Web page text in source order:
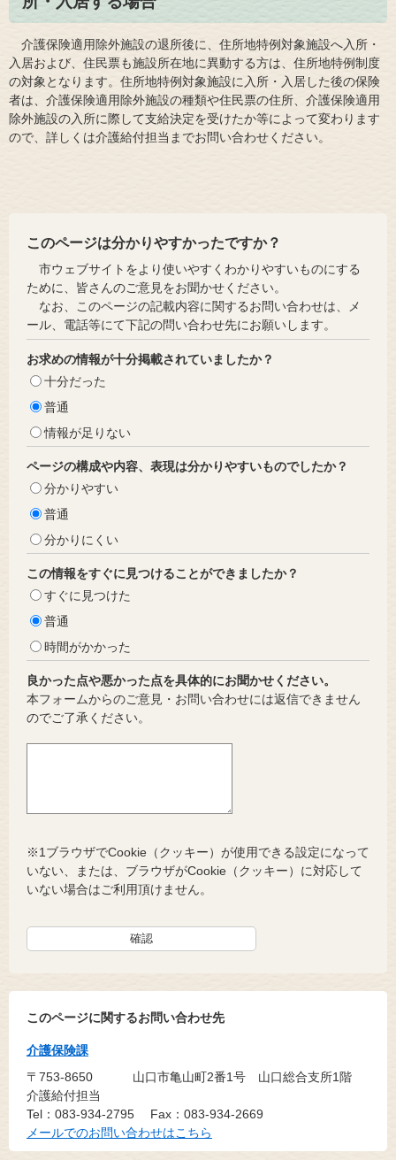
介護保険適用除外施設の退所後に、住所地特例対象施設へ入所・
入居および、住民票も施設所在地に異動する方は、住所地特例制度
の対象となります。住所地特例対象施設に入所・入居した後の保険
者は、介護保険適用除外施設の種類や住民票の住所、介護保険適用
除外施設の入所に際して支給決定を受けたか等によって変わります
ので、詳しくは介護給付担当までお問い合わせください。
このページは分かりやすかったですか？
市ウェブサイトをより使いやすくわかりやすいものにする
ために、皆さんのご意見をお聞かせください。
なお、このページの記載内容に関するお問い合わせは、メ
ール、電話等にて下記の問い合わせ先にお願いします。
お求めの情報が十分掲載されていましたか？
十分だった
普通
情報が足りない
ページの構成や内容、表現は分かりやすいものでしたか？
分かりやすい
普通
分かりにくい
この情報をすぐに見つけることができましたか？
すぐに見つけた
普通
時間がかかった
良かった点や悪かった点を具体的にお聞かせください。
本フォームからのご意見・お問い合わせには返信できません
のでご了承ください。
※1ブラウザでCookie（クッキー）が使用できる設定になって
いない、または、ブラウザがCookie（クッキー）に対応して
いない場合はご利用頂けません。
このページに関するお問い合わせ先
介護保険課
〒753-8650
山口市亀山町2番1号 山口総合支所1階
介護給付担当
Tel：083-934-2795
Fax：083-934-2669
メールでのお問い合わせはこちら